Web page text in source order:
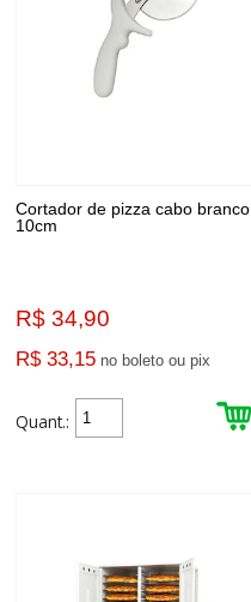
Cortador de pizza cabo branco
10cm
R$ 34,90
R$ 33,15 no boleto ou pix
Quant.: